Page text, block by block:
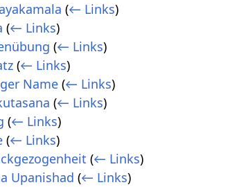
(← Links)
(← Links)
(← Links)
(← Links)
Name (← Links)
(← Links)
(← Links)
(← Links)
(← Links)
Upanishad (← Links)